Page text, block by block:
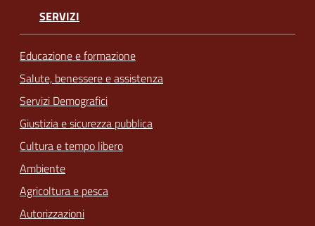
SERVIZI
Educazione e formazione
Salute, benessere e assistenza
Servizi Demografici
Giustizia e sicurezza pubblica
Cultura e tempo libero
Ambiente
Agricoltura e pesca
Autorizzazioni